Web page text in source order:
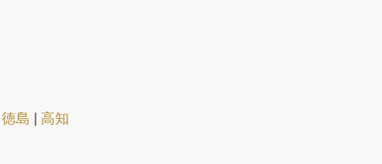
徳島 | 高知